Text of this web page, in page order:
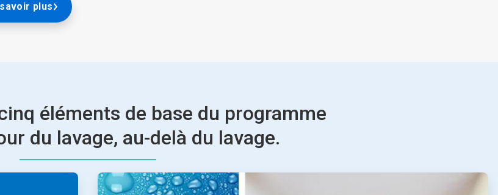
plus
éléments de base du programme
du lavage, au-delà du lavage.
ArticleTile
2